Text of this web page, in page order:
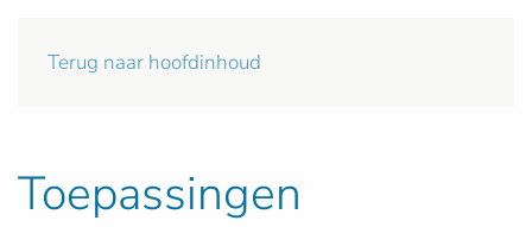
Terug naar hoofdinhoud
Toepassingen